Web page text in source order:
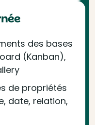
des bases
(Kanban),
de propriétés
date, relation,